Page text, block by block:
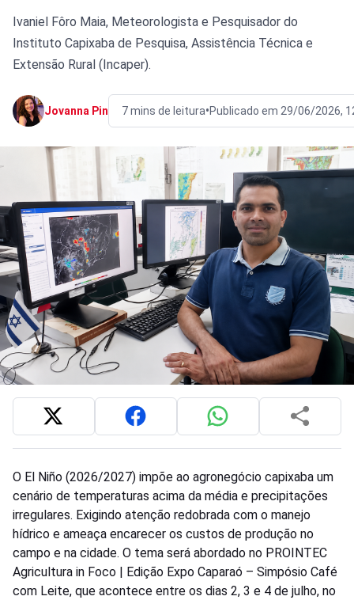
Ivaniel Fôro Maia, Meteorologista e Pesquisador do
Instituto Capixaba de Pesquisa, Assistência Técnica e
Extensão Rural (Incaper).
Jovanna Pin 7 mins de leitura•Publicado em 29/06/2026,
O El Niño (2026/2027) impõe ao agronegócio capixaba um
cenário de temperaturas acima da média e precipitações
irregulares. Exigindo atenção redobrada com o manejo
hídrico e ameaça encarecer os custos de produção no
campo e na cidade. O tema será abordado no PROINTEC
Agricultura in Foco | Edição Expo Caparaó – Simpósio Café
com Leite, que acontece entre os dias 2, 3 e 4 de julho, no